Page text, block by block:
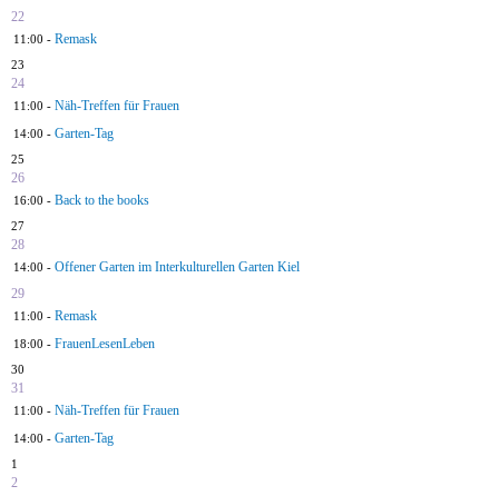
22
11:00 - Remask
23
24
11:00 - Näh-Treffen für Frauen
14:00 - Garten-Tag
25
26
16:00 - Back to the books
27
28
14:00 - Offener Garten im Interkulturellen Garten Kiel
29
11:00 - Remask
18:00 - FrauenLesenLeben
30
31
11:00 - Näh-Treffen für Frauen
14:00 - Garten-Tag
1
2